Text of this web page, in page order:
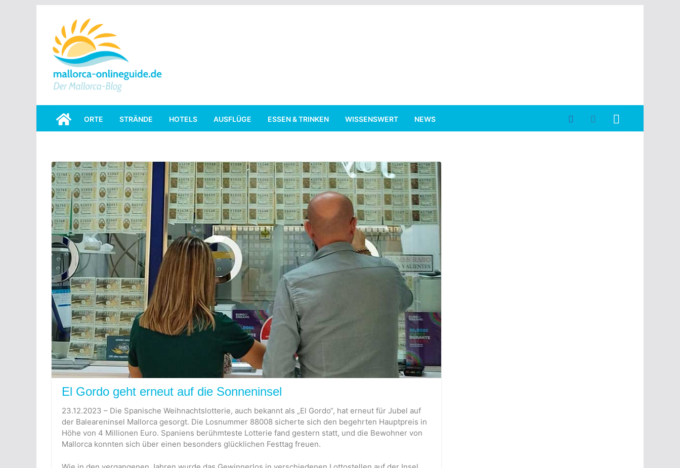
content
ORTE STRÄNDE HOTELS AUSFLÜGE ESSEN & TRINKEN WISSENSWERT NEWS
El Gordo geht erneut auf die Sonneninsel
23.12.2023 – Die Spanische Weihnachtslotterie, auch bekannt als „El Gordo“, hat erneut für Jubel auf
der Baleareninsel Mallorca gesorgt. Die Losnummer 88008 sicherte sich den begehrten Hauptpreis in
Höhe von 4 Millionen Euro. Spaniens berühmteste Lotterie fand gestern statt, und die Bewohner von
Mallorca konnten sich über einen besonders glücklichen Festtag freuen.